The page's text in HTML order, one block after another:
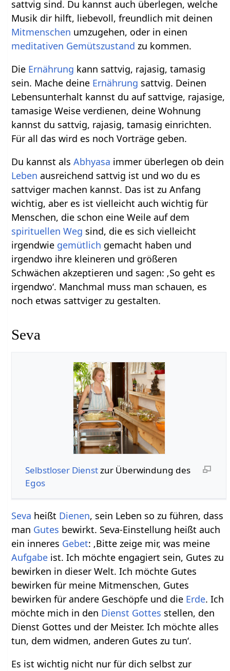
sattvig sind. Du kannst auch überlegen, welche
Musik dir hilft, liebevoll, freundlich mit deinen
Mitmenschen umzugehen, oder in einen
meditativen Gemütszustand zu kommen.
Die Ernährung kann sattvig, rajasig, tamasig
sein. Mache deine Ernährung sattvig. Deinen
Lebensunterhalt kannst du auf sattvige, rajasige,
tamasige Weise verdienen, deine Wohnung
kannst du sattvig, rajasig, tamasig einrichten.
Für all das wird es noch Vorträge geben.
Du kannst alsAbhyasa immer überlegen ob dein
Leben ausreichend sattvig ist und wo du es
sattviger machen kannst. Das ist zu Anfang
wichtig, aber es ist vielleicht auch wichtig für
Menschen, die schon eine Weile auf dem
spirituellen Weg sind, die es sich vielleicht
irgendwie gemütlich gemacht haben und
irgendwo ihre kleineren und größeren
Schwächen akzeptieren und sagen: ‚So geht es
irgendwo‘. Manchmal muss man schauen, es
noch etwas sattviger zu gestalten.
Seva
Selbstloser Dienstzur Überwindung des
Egos
Seva heißt Dienen, sein Leben so zu führen, dass
man Gutes bewirkt. Seva-Einstellung heißt auch
ein inneres Gebet: ‚Bitte zeige mir, was meine
Aufgabe ist. Ich möchte engagiert sein, Gutes zu
bewirken in dieser Welt. Ich möchte Gutes
bewirken für meine Mitmenschen, Gutes
bewirken für andere Geschöpfe und die Erde. Ich
möchte mich in den Dienst Gottes stellen, den
Dienst Gottes und der Meister. Ich möchte alles
tun, dem widmen, anderen Gutes zu tun‘.
Es ist wichtig nicht nur für dich selbst zur